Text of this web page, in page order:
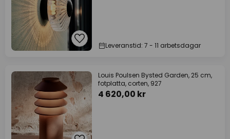
Leveranstid: 7 - 11 arbetsdagar
Louis Poulsen Bysted Garden, 25 cm,
fotplatta, corten, 927
4 620,00 kr